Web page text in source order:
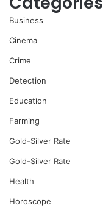
Business
Cinema
Crime
Detection
Education
Farming
Gold-Silver Rate
Gold-Silver Rate
Health
Horoscope